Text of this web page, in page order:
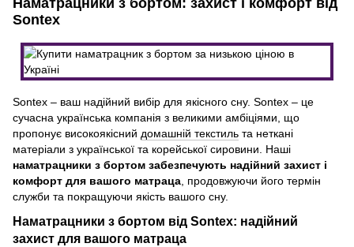
Наматрацники з бортом: захист і комфорт від
Sontex
Sontex – ваш надійний вибір для якісного сну. Sontex – це
сучасна українська компанія з великими амбіціями, що
пропонує високоякісний домашній текстиль та неткані
матеріали з української та корейської сировини. Наші
наматрацники з бортом забезпечують надійний захист і
комфорт для вашого матраца, продовжуючи його термін
служби та покращуючи якість вашого сну.
Наматрацники з бортом від Sontex: надійний
захист для вашого матраца